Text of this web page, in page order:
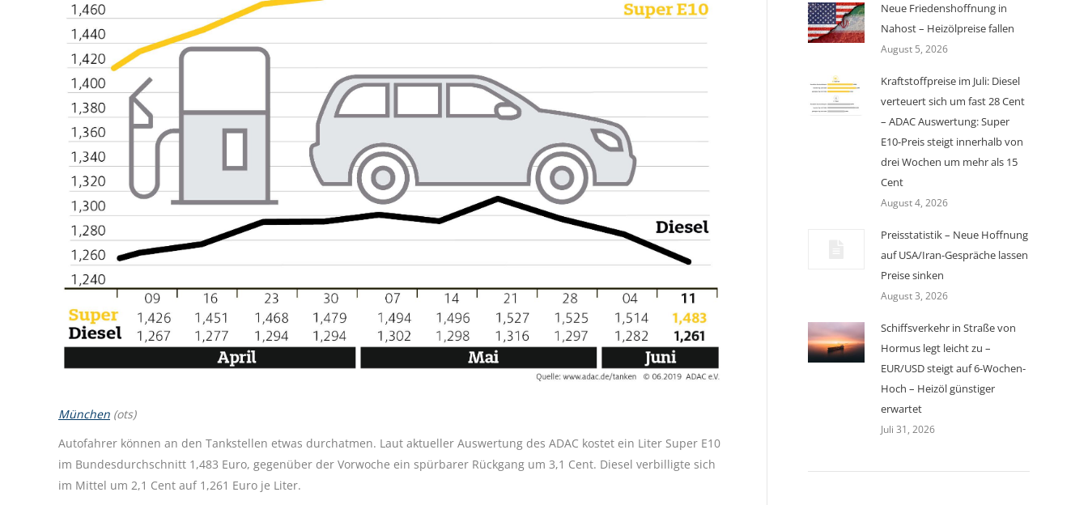
München (ots)
Autofahrer können an den Tankstellen etwas durchatmen. Laut aktueller Auswertung des ADAC kostet ein Liter Super E10
im Bundesdurchschnitt 1,483 Euro, gegenüber der Vorwoche ein spürbarer Rückgang um 3,1 Cent. Diesel verbilligte sich
im Mittel um 2,1 Cent auf 1,261 Euro je Liter.
Neue Friedenshoffnung in
Nahost – Heizölpreise fallen
August 5, 2026
Kraftstoffpreise im Juli: Diesel
verteuert sich um fast 28 Cent
– ADAC Auswertung: Super
E10-Preis steigt innerhalb von
drei Wochen um mehr als 15
Cent
August 4, 2026
Preisstatistik – Neue Hoffnung
auf USA/Iran-Gespräche lassen
Preise sinken
August 3, 2026
Schiffsverkehr in Straße von
Hormus legt leicht zu –
EUR/USD steigt auf 6-Wochen-
Hoch – Heizöl günstiger
erwartet
Juli 31, 2026